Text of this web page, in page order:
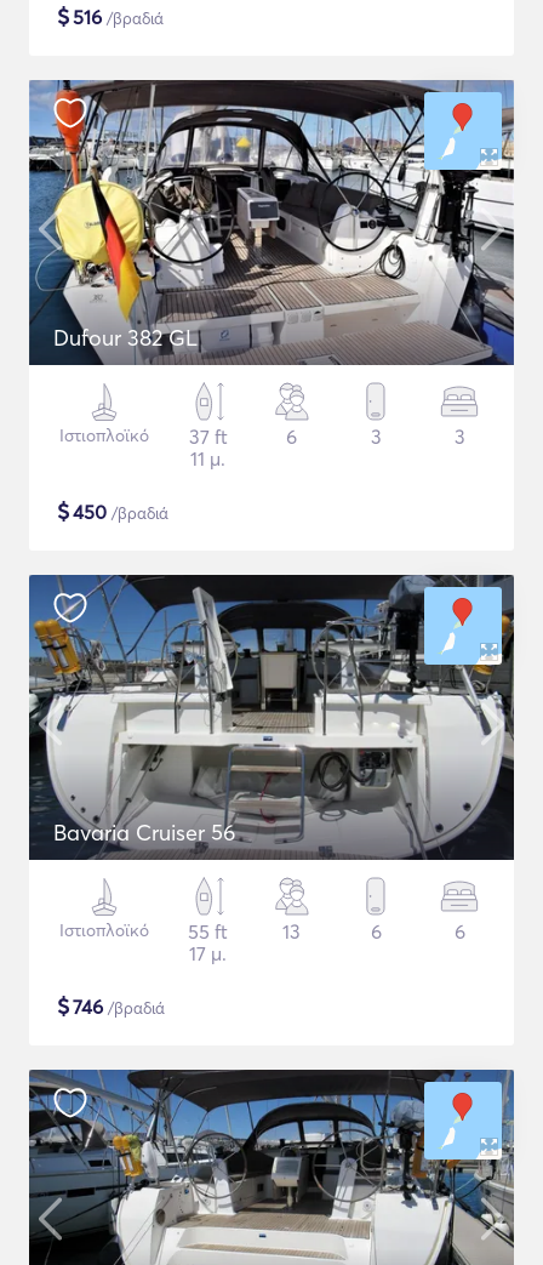
$516 /βραδιά
Dufour 382 GL
Ιστιοπλοϊκό
37 ft
11 μ.
6 3 3
$450 /βραδιά
Bavaria Cruiser 56
Ιστιοπλοϊκό
55 ft
17 μ.
13 6 6
$746 /βραδιά